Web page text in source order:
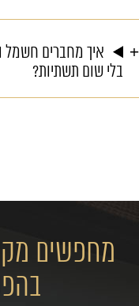
איך מחברים חשמל
בלי שום תשתיות?
מחפשים